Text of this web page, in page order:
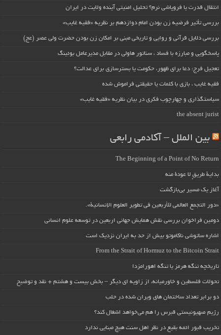
انتقال قدرت یا فروپاشی نرم؟ تحلیل امنیتی آینده ولایت در ایران
بررسی تأثیر فرضیه زن بودن امام دوازدهم بر نظریه «فقیه غایب»
بررسی دلایل قرآنی و روایی و تاریخی مبنی بر امکان زن بودن حضرت ولی عصر (عج)
پاسخگویی و مبارزه با فساد ، سناتور هاولی در مقابل مدیرعامل بوئینگ
تعجیل فرج: دعا برای ظهور، حکومت یا بسترسازی برای عدالت؟
فقیه غایب ، بازی با کلمات یا حقیقتی فراموش شده
سیاستگذاری و چهارچوب فکری در بیان نظریه «فقیه غایب»
the absent jurist
بین الملل – آکادمی رابعی
The Beginning of a Point of No Return
بداية طريقٍ لا عودة منه
آغاز یک مسیر بی‌بازگشت
«دور التجمع العالمي للأربعين في تطوير العلوم الإنسانية».
دومین فراخوان بررسی نقش همایش جهانی اربعین در توسعه علوم انسانی
اشاره ساتوشی ناکاموتو بیش از حد به ایران نزدیک است
From the Strait of Hormuz to the Bitcoin Strait
تاریخچه تنگه هرمز یا تنگه اهورامزدا
تحولات فلسطین و خاورمیانه، از زاویه ای دیگر – بخش بیست و هشتم + نقد و توضیح
دو برابر تعداد ساختمان های ویران شده در حلب
رژیم صهیونیستی قبرس را هم می‌خواهد اشغال کند؟
تخریب قبور ائمه بقیع در نظر اهل سنت هیچ مبنایی ندارد